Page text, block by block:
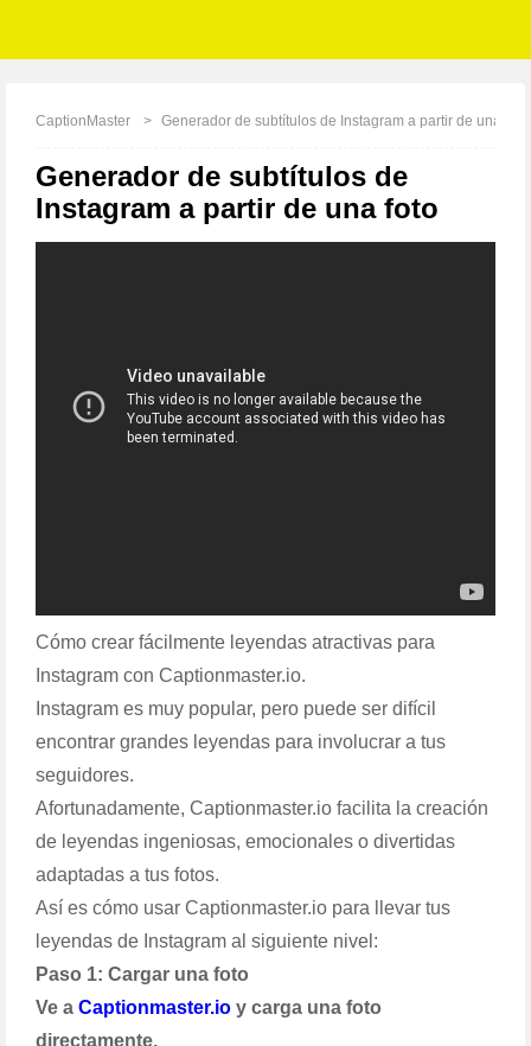
CaptionMaster Generador de subtítulos de Instagram a partir de una foto
Generador de subtítulos de
Instagram a partir de una foto
Cómo crear fácilmente leyendas atractivas para
Instagram con Captionmaster.io.
Instagram es muy popular, pero puede ser difícil
encontrar grandes leyendas para involucrar a tus
seguidores.
Afortunadamente, Captionmaster.io facilita la creación
de leyendas ingeniosas, emocionales o divertidas
adaptadas a tus fotos.
Así es cómo usar Captionmaster.io para llevar tus
leyendas de Instagram al siguiente nivel:
Paso 1: Cargar una foto
Ve a Captionmaster.io y carga una foto
directamente.